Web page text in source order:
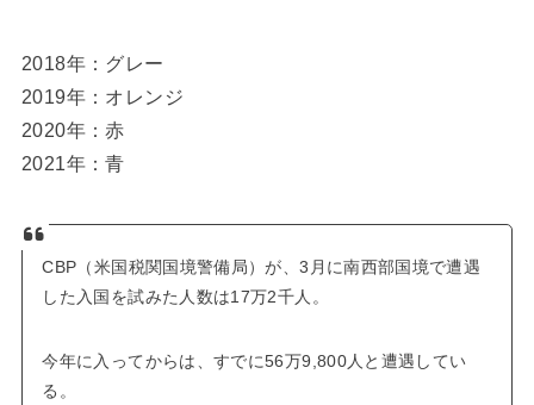
2018年：グレー
2019年：オレンジ
2020年：赤
2021年：青
CBP（米国税関国境警備局）が、3月に南西部国境で遭遇
した入国を試みた人数は17万2千人。
今年に入ってからは、すでに56万9,800人と遭遇してい
る。